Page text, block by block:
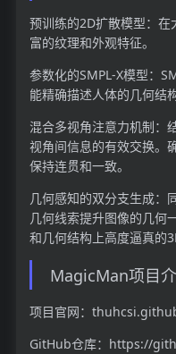
预训练的2D扩散模型：
富的纹理和外观特征。
参数化的SMPL-X模型：
能精确描述人体的几何结
混合多视角注意力机制：
视角间信息的有效交换。
保持连贯和一致。
几何感知的双分支生成：
几何线索提升图像的几
和几何结构上高度逼真的
MagicMan项目
项目官网：
GitHub仓库：https://